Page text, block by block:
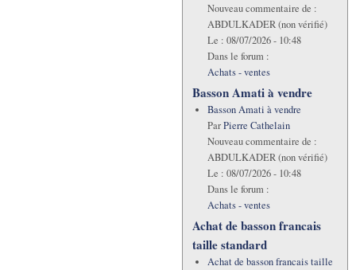
Nouveau commentaire de :
ABDULKADER (non vérifié)
Le : 08/07/2026 - 10:48
Dans le forum :
Achats - ventes
Basson Amati à vendre
Basson Amati à vendre
ParPierre Cathelain
Nouveau commentaire de :
ABDULKADER (non vérifié)
Le : 08/07/2026 - 10:48
Dans le forum :
Achats - ventes
Achat de basson francais
taille standard
Achat de basson francais taille